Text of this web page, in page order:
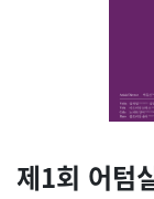
제1회 어텀